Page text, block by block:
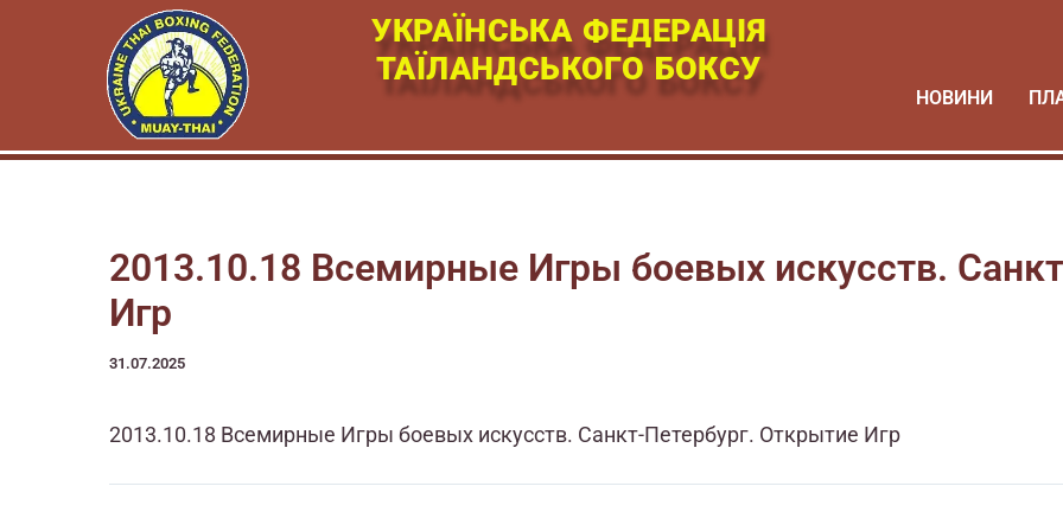
содержимому
УКРАЇНСЬКА ФЕДЕРАЦІЯ
ТАЇЛАНДСЬКОГО БОКСУ
НОВИНИ
2013.10.18 Всемирные Игры боевых искусств.
Игр
31.07.2025
2013.10.18 Всемирные Игры боевых искусств. Санкт-Петербург. Открытие Игр